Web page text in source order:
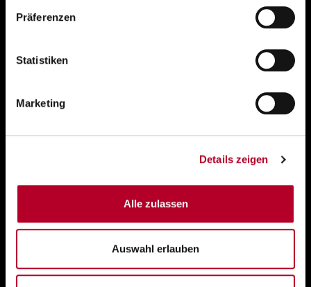
Präferenzen
Statistiken
Marketing
Details zeigen
Alle zulassen
Auswahl erlauben